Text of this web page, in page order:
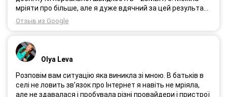
мріяти про більше, але я дуже вдячний за цей результат,
так як перші спроби впиралися в максимум 4-5 МБіт/с.
Спробували усіх можливих операторів, обертав десятки
доплатою і вдалося неможливе :) Дякую вам! Безумовно
вдячний і радий знайомству.
Отзыв из Google
Olya Leva
Розповім вам ситуацію яка виникла зі мною. В батьків в
селі не ловить зв’язок про Інтернет я навіть не мріяла,
але не здавалася і пробувала різні провайдери і пристрої